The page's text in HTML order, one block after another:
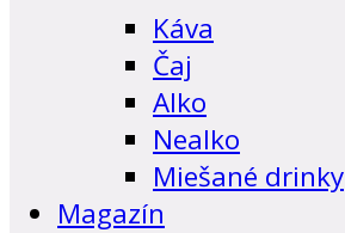
Káva
Čaj
Alko
Nealko
Miešané drinky
Magazín